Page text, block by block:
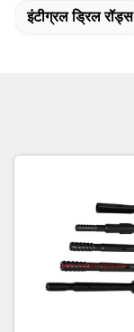
इंटीग्रल ड्रिल रॉड्स